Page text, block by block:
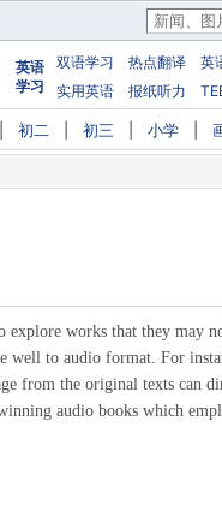
英语
学习
双语学习 热点翻译
英
实用英语
报纸听力
初二 初三 小学
works that they may
well to audio format. For
from the original texts can
audio books which